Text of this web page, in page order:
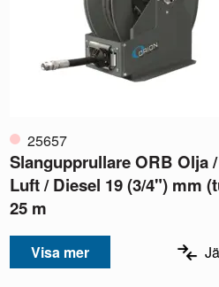
25657
Slangupprullare ORB Olja /
Luft / Diesel 19 (3/4") mm
25 m
Visa mer